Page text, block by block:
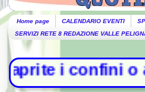
Home page CALENDARIO EVENTI
SERVIZI RETE 8 REDAZIONE VALLE
o